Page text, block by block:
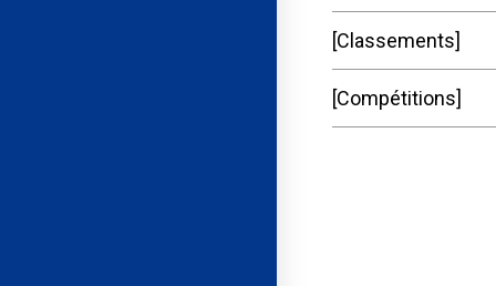
Classements
Compétitions